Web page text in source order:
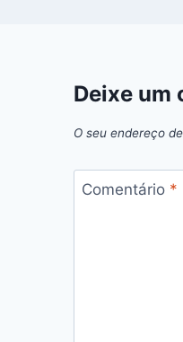
Deixe um
O seu endereço
Comentário *